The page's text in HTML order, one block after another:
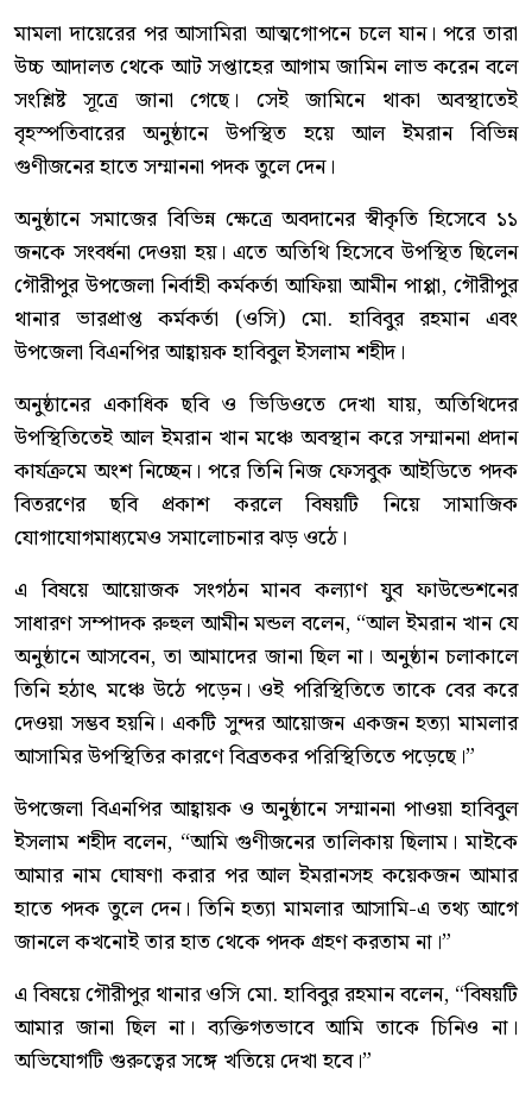
মামলা দায়েরের পর আসামিরা আত্মগোপনে চলে যান। পরে তারা
উচ্চ আদালত থেকে আট সপ্তাহের আগাম জামিন লাভ করেন বলে
সংশ্লিষ্ট সূত্রে জানা গেছে। সেই জামিনে থাকা অবস্থাতেই
বৃহস্পতিবারের অনুষ্ঠানে উপস্থিত হয়ে আল ইমরান বিভিন্ন
গুণীজনের হাতে সম্মাননা পদক তুলে দেন।
অনুষ্ঠানে সমাজের বিভিন্ন ক্ষেত্রে অবদানের স্বীকৃতি হিসেবে ১১
জনকে সংবর্ধনা দেওয়া হয়। এতে অতিথি হিসেবে উপস্থিত ছিলেন
গৌরীপুর উপজেলা নির্বাহী কর্মকর্তা আফিয়া আমীন পাপ্পা, গৌরীপুর
থানার ভারপ্রাপ্ত কর্মকর্তা (ওসি) মো. হাবিবুর রহমান এবং
উপজেলা বিএনপির আহ্বায়ক হাবিবুল ইসলাম শহীদ।
অনুষ্ঠানের একাধিক ছবি ও ভিডিওতে দেখা যায়, অতিথিদের
উপস্থিতিতেই আল ইমরান খান মঞ্চে অবস্থান করে সম্মাননা প্রদান
কার্যক্রমে অংশ নিচ্ছেন। পরে তিনি নিজ ফেসবুক আইডিতে পদক
বিতরণের ছবি প্রকাশ করলে বিষয়টি নিয়ে সামাজিক
যোগাযোগমাধ্যমেও সমালোচনার ঝড় ওঠে।
এ বিষয়ে আয়োজক সংগঠন মানব কল্যাণ যুব ফাউন্ডেশনের
সাধারণ সম্পাদক রুহুল আমীন মন্ডল বলেন, “আল ইমরান খান যে
অনুষ্ঠানে আসবেন, তা আমাদের জানা ছিল না। অনুষ্ঠান চলাকালে
তিনি হঠাৎ মঞ্চে উঠে পড়েন। ওই পরিস্থিতিতে তাকে বের করে
দেওয়া সম্ভব হয়নি। একটি সুন্দর আয়োজন একজন হত্যা মামলার
আসামির উপস্থিতির কারণে বিব্রতকর পরিস্থিতিতে পড়েছে।”
উপজেলা বিএনপির আহ্বায়ক ও অনুষ্ঠানে সম্মাননা পাওয়া হাবিবুল
ইসলাম শহীদ বলেন, “আমি গুণীজনের তালিকায় ছিলাম। মাইকে
আমার নাম ঘোষণা করার পর আল ইমরানসহ কয়েকজন আমার
হাতে পদক তুলে দেন। তিনি হত্যা মামলার আসামি-এ তথ্য আগে
জানলে কখনোই তার হাত থেকে পদক গ্রহণ করতাম না।”
এ বিষয়ে গৌরীপুর থানার ওসি মো. হাবিবুর রহমান বলেন, “বিষয়টি
আমার জানা ছিল না। ব্যক্তিগতভাবে আমি তাকে চিনিও না।
অভিযোগটি গুরুত্বের সঙ্গে খতিয়ে দেখা হবে।”